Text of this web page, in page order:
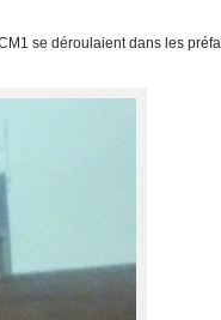
se déroulaient dans les